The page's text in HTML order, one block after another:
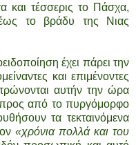
και τέσσερις το Πάσχα,
το βράδυ της Νιας
έχει πάρει την
και επιμένοντες
αυτήν την ώρα
από το πυργόμορφο
τα τεκταινόμενα
«χρόνια πολλά και του